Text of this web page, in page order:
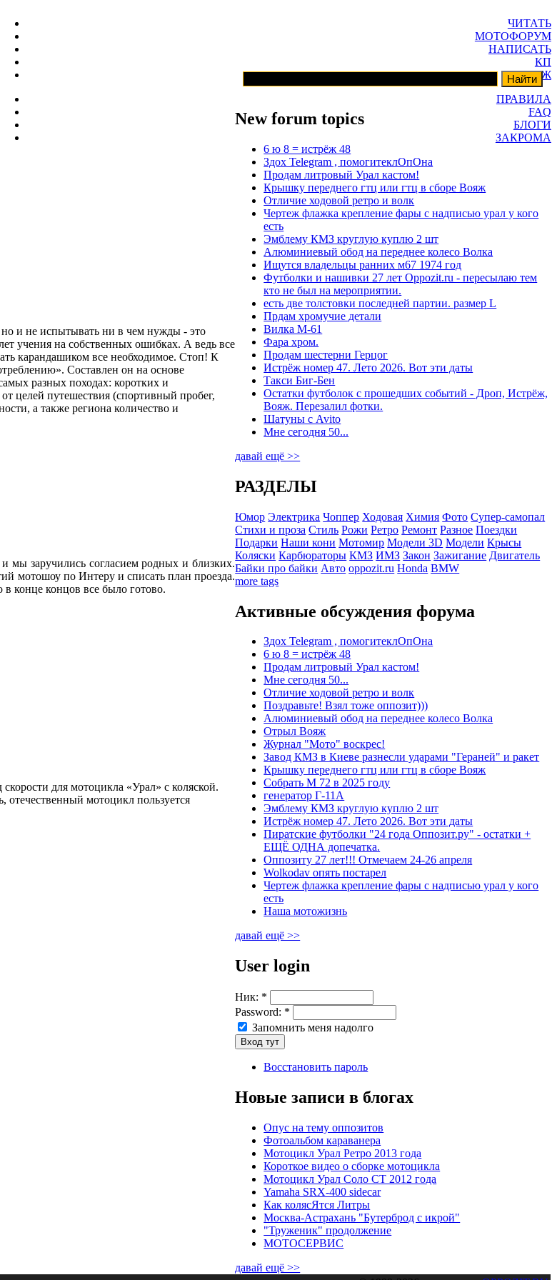
ЧИТАТЬ
МОТОФОРУМ
НАПИСАТЬ
КП
ГАРАЖ
ПРАВИЛА
FAQ
БЛОГИ
ЗАКРОМА
и не испытывать ни в чем нужды - это
учения на собственных ошибках. А ведь все
карандашиком все необходимое. Стоп! К
Составлен он на основе
разных походах: коротких и
целей путешествия (спортивный пробег,
а также региона количество и
мы заручились согласием родных и близких.
мотошоу по Интеру и списать план проезда.
конце концов все было готово.
для мотоцикла «Урал» с коляской.
мотоцикл пользуется
New forum topics
6 ю 8 = истрёж 48
Здох Telegram , помогитеклОпОна
Продам литровый Урал кастом!
Крышку переднего гтц или гтц в сборе Вояж
Отличие ходовой ретро и волк
Чертеж флажка крепление фары с надписью урал у кого
есть
Эмблему КМЗ круглую куплю 2 шт
Алюминиевый обод на переднее колесо Волка
Ищутся владельцы ранних м67 1974 год
Футболки и нашивки 27 лет Oppozit.ru - пересылаю тем
кто не был на мероприятии.
есть две толстовки последней партии. размер L
Прдам хромучие детали
Вилка М-61
Фара хром.
Продам шестерни Герцог
Истрёж номер 47. Лето 2026. Вот эти даты
Такси Биг-Бен
Остатки футболок с прошедших событий - Дроп, Истрёж,
Вояж. Перезалил фотки.
Шатуны с Avito
Мне сегодня 50...
давай ещё >>
РАЗДЕЛЫ
Юмор Электрика Чоппер Ходовая Химия Фото Супер-самопал
Стихи и проза Стиль Рожи Ретро Ремонт Разное Поездки
Подарки Наши кони Мотомир Модели 3D Модели Крысы
Коляски Карбюраторы КМЗ ИМЗ Закон Зажигание Двигатель
Байки про байки Авто oppozit.ru Honda BMW
more tags
Активные обсуждения форума
Здох Telegram , помогитеклОпОна
6 ю 8 = истрёж 48
Продам литровый Урал кастом!
Мне сегодня 50...
Отличие ходовой ретро и волк
Поздравьте! Взял тоже оппозит)))
Алюминиевый обод на переднее колесо Волка
Отрыл Вояж
Журнал "Мото" воскрес!
Завод КМЗ в Киеве разнесли ударами "Гераней" и ракет
Крышку переднего гтц или гтц в сборе Вояж
Собрать М 72 в 2025 году
генератор Г-11А
Эмблему КМЗ круглую куплю 2 шт
Истрёж номер 47. Лето 2026. Вот эти даты
Пиратские футболки "24 года Оппозит.ру" - остатки +
ЕЩЁ ОДНА допечатка.
Оппозиту 27 лет!!! Отмечаем 24-26 апреля
Wolkodav опять постарел
Чертеж флажка крепление фары с надписью урал у кого
есть
Наша мотожизнь
давай ещё >>
User login
Ник: *
Password: *
Запомнить меня надолго
Восстановить пароль
Новые записи в блогах
Опус на тему оппозитов
Фотоальбом караванера
Мотоцикл Урал Ретро 2013 года
Короткое видео о сборке мотоцикла
Мотоцикл Урал Соло СТ 2012 года
Yamaha SRX-400 sidecar
Как колясЯтся Литры
Москва-Астрахань "Бутерброд с икрой"
"Труженик" продолжение
МОТОСЕРВИС
давай ещё >>